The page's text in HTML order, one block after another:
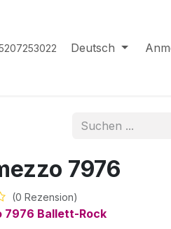
Deutsch
7976
(0 Rezension)
7976 Ballett-Rock